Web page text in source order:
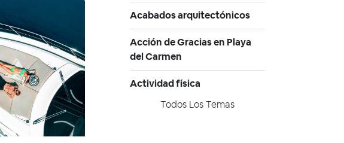
Acabados arquitectónicos
Acción de Gracias en Playa
del Carmen
Actividad física
Todos Los Temas